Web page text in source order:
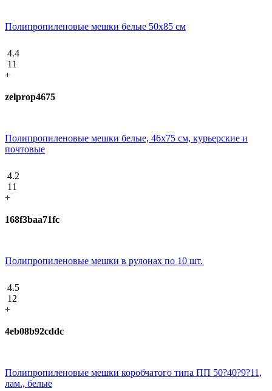
Полипропиленовые мешки белые 50х85 см
4.4
11
+
zelprop4675
Полипропиленовые мешки белые, 46х75 см, курьерские и
почтовые
4.2
11
+
168f3baa71fc
Полипропиленовые мешки в рулонах по 10 шт.
4.5
12
+
4eb08b92cddc
Полипропиленовые мешки коробчатого типа ПП 50?40?9?11,
лам., белые